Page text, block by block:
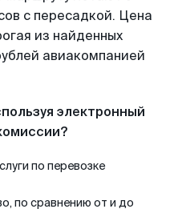
с пересадкой. Цена
из найденных
авиакомпанией
электронный
по перевозке
по сравнению от и до